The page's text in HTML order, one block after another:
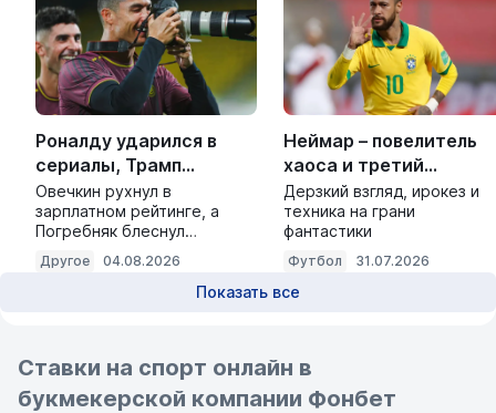
Роналду ударился в
сериалы, Трамп
растоптал планы
«Брайтона»
Овечкин рухнул в
зарплатном рейтинге, а
Погребняк блеснул
Другое 04.08.2026
Неймар – повелитель
хаоса и третий
футболист мира
Дерзкий взгляд, ирокез и
техника на грани
фантастики
Футбол 31.07.2026
Показать все
Ставки на спорт онлайн в
букмекерской компании Фонбет